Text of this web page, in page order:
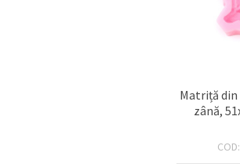
Matriță
zână,
COD: